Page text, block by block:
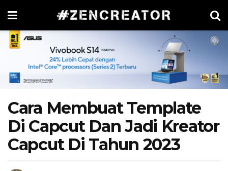
Cara Membuat Template
Di Capcut Dan Jadi Kreator
Capcut Di Tahun 2023